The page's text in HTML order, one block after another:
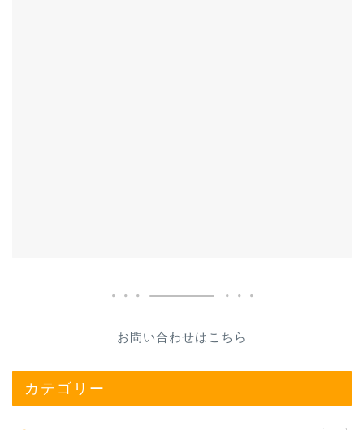
お問い合わせはこちら
カテゴリー